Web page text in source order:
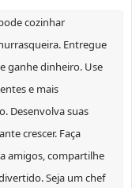
cozinhar
Entregue
ganhe dinheiro. Use
e mais
Desenvolva suas
crescer. Faça
amigos, compartilhe
Seja um chef